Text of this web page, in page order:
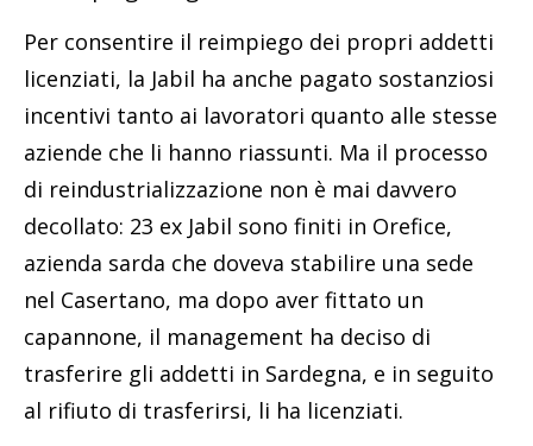
Per consentire il reimpiego dei propri addetti
licenziati, la Jabil ha anche pagato sostanziosi
incentivi tanto ai lavoratori quanto alle stesse
aziende che li hanno riassunti. Ma il processo
di reindustrializzazione non è mai davvero
decollato: 23 ex Jabil sono finiti in Orefice,
azienda sarda che doveva stabilire una sede
nel Casertano, ma dopo aver fittato un
capannone, il management ha deciso di
trasferire gli addetti in Sardegna, e in seguito
al rifiuto di trasferirsi, li ha licenziati.